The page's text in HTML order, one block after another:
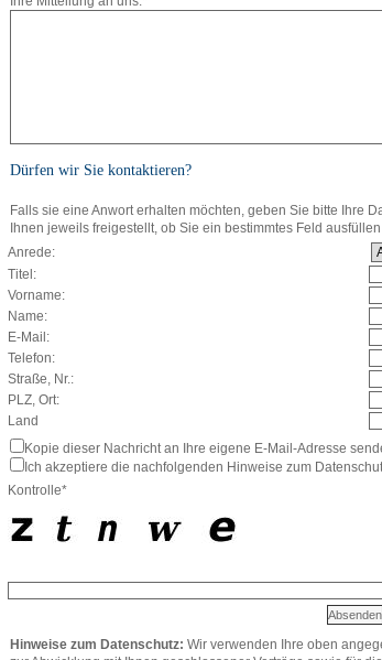
Dürfen wir Sie kontaktieren?
Falls sie eine Anwort erhalten möchten, geben Sie bitte Ihre
Ihnen jeweils freigestellt, ob Sie ein bestimmtes Feld
Anrede:
Titel:
Vorname:
Name:
E-Mail:
Telefon:
Straße, Nr.:
PLZ, Ort:
Land
Kopie dieser Nachricht an Ihre eigene E-Mail-Adresse
Ich akzeptiere die nachfolgenden Hinweise zum
Kontrolle*
Hinweise zum Datenschutz: Wir verwenden Ihre oben